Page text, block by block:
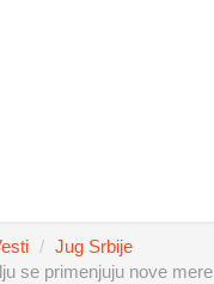
Jug Srbije
se primenjuju nove mere